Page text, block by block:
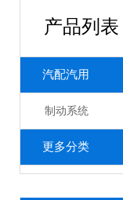
产品列表
汽配汽用
制动系统
更多分类